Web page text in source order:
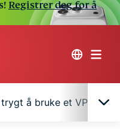
Registrer deg for å
å bruke et VPN på